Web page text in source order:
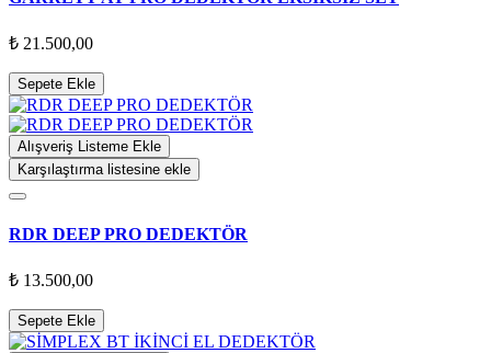
₺ 21.500,00
Sepete Ekle
Alışveriş Listeme Ekle
Karşılaştırma listesine ekle
RDR DEEP PRO DEDEKTÖR
₺ 13.500,00
Sepete Ekle